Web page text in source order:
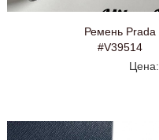
Ремень Prada
#V39514
Цена: